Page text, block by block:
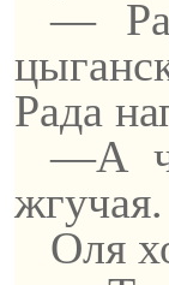
—
Рада
—А
жгучая.
Оля